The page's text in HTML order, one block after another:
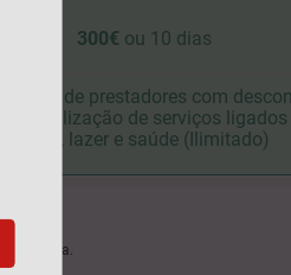
300€ ou 10 dias
a rede de prestadores com
ou utilização de serviços
estar, lazer e saúde (Ilimitado)
exigida.